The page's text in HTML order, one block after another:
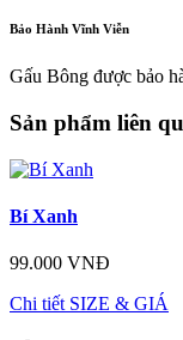
Bảo Hành Vĩnh Viễn
Gấu Bông được bảo
Sản phẩm liên
Bí Xanh
99.000 VNĐ
Chi tiết SIZE & GIÁ